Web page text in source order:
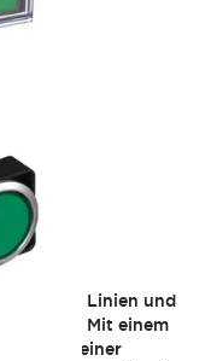
Linien und
Mit einem
auf einer